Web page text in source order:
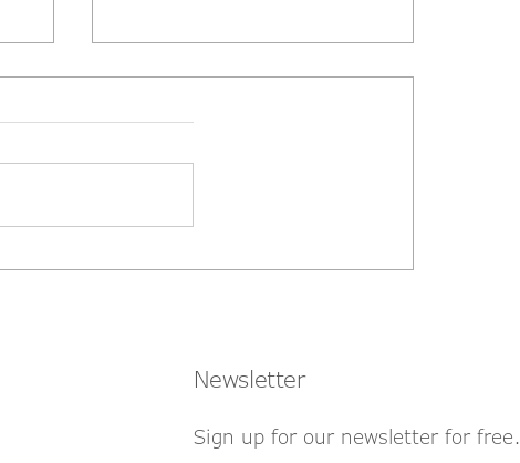
Haftrücklass und
Newsletter
Sign up for our newsletter for free.